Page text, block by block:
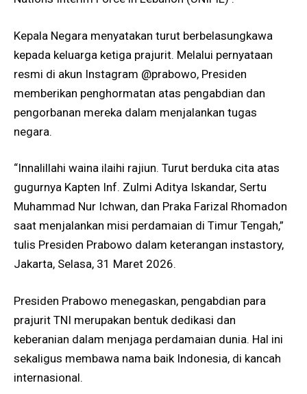
Kepala Negara menyatakan turut berbelasungkawa
kepada keluarga ketiga prajurit. Melalui pernyataan
resmi di akun Instagram @prabowo, Presiden
memberikan penghormatan atas pengabdian dan
pengorbanan mereka dalam menjalankan tugas
negara.
“Innalillahi waina ilaihi rajiun. Turut berduka cita atas
gugurnya Kapten Inf. Zulmi Aditya Iskandar, Sertu
Muhammad Nur Ichwan, dan Praka Farizal Rhomadon
saat menjalankan misi perdamaian di Timur Tengah,”
tulis Presiden Prabowo dalam keterangan instastory,
Jakarta, Selasa, 31 Maret 2026.
Presiden Prabowo menegaskan, pengabdian para
prajurit TNI merupakan bentuk dedikasi dan
keberanian dalam menjaga perdamaian dunia. Hal ini
sekaligus membawa nama baik Indonesia, di kancah
internasional.